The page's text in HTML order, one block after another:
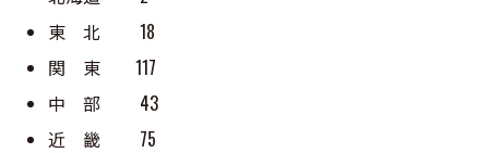
東 北 18
関 東 117
中 部 43
近 畿 75